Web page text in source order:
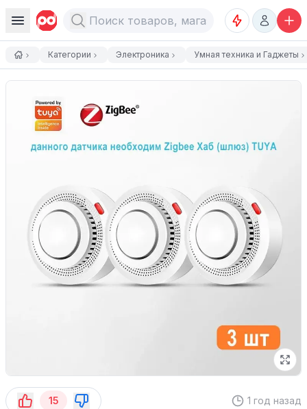
Категории Электроника Умная техника и Гаджеты
15 1 год назад